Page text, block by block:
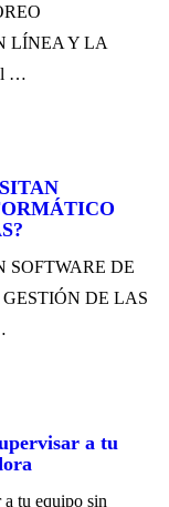
LÍNEA Y LA
…
SOFTWARE DE
DE LAS
a tu
tu equipo sin